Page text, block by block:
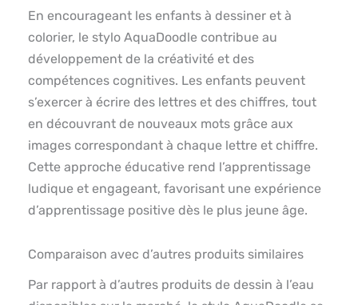
En encourageant les enfants à dessiner et à
colorier, le stylo AquaDoodle contribue au
développement de la créativité et des
compétences cognitives. Les enfants peuvent
s’exercer à écrire des lettres et des chiffres, tout
en découvrant de nouveaux mots grâce aux
images correspondant à chaque lettre et chiffre.
Cette approche éducative rend l’apprentissage
ludique et engageant, favorisant une expérience
d’apprentissage positive dès le plus jeune âge.
Comparaison avec d’autres produits similaires
Par rapport à d’autres produits de dessin à l’eau